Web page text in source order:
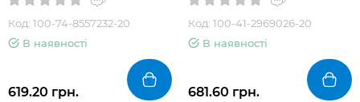
Код: 100-74-8557232-20
В наявності
619.20 грн.
Код: 100-41-2969026-20
В наявності
681.60 грн.